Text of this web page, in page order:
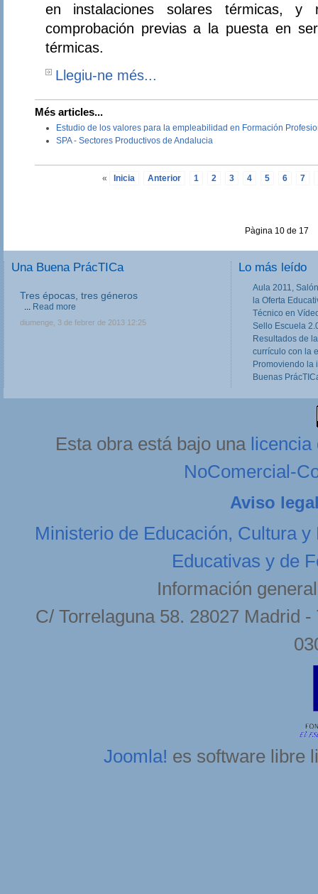
en instalaciones solares térmicas, y
comprobación previas a la puesta en
térmicas.
Llegiu-ne més...
Més articles...
Estudio de los valores para la empleabilidad en Formación
SPA - Sectores Productivos de Andalucia
« Inicia Anterior 1 2 3 4 5 6 7
Pàgina 10 de 17
Una Buena PrácTICa
Tres épocas, tres géneros
... Read more
diumenge, 3 de febrer de 2013 12:25
Lo más leído
Aula 2011,
la Oferta
Técnico en
Sello Escuela
Resultados de
currículo con la
Promoviendo la
Buenas
Esta obra está bajo una licencia
NoComercial-
Aviso
Ministerio de Educación, Cultura y
Educativas y de
Información
C/ Torrelaguna 58. 28027 Madrid
Joomla! es software libre